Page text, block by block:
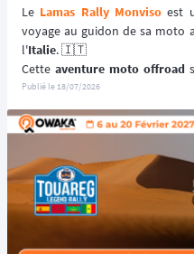
Le Lamas Rally Monviso est
voyage au guidon de sa moto
l'Italie. 🇮🇹
Cette aventure moto offroad
ceux qui souhaitent se
en choisissant la catégorie
challenger en testant leurs
📆 Prochaines dates : du 10 au
Publié le 18/07/2026